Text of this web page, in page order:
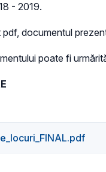
- 2019.
documentul
poate fi